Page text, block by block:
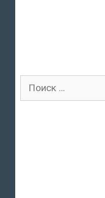
Поиск